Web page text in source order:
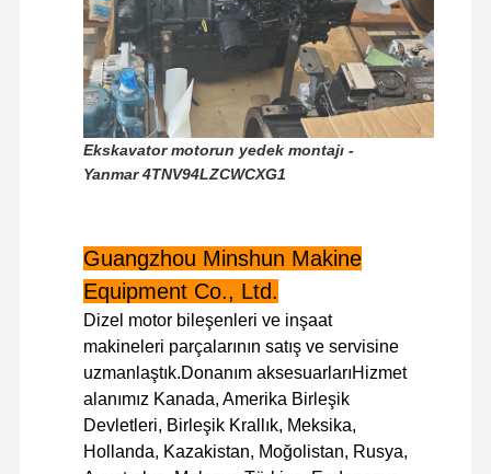
Fabrika Turu Kalite Kontrol
Bizimle
İletişim
Haberler
Perkins Motoru
Yanmar Motoru
kubota motor
Isuzu Motoru
Cummins Motoru
Ekskavator motorun yedek montajı -
Yanmar 4TNV94LZCWCXG1
Guangzhou Minshun Makine
Equipment Co., Ltd.
Dizel motor bileşenleri ve inşaat
makineleri parçalarının satış ve servisine
uzmanlaştık.Donanım aksesuarlarıHizmet
alanımız Kanada, Amerika Birleşik
Devletleri, Birleşik Krallık, Meksika,
Hollanda, Kazakistan, Moğolistan, Rusya,